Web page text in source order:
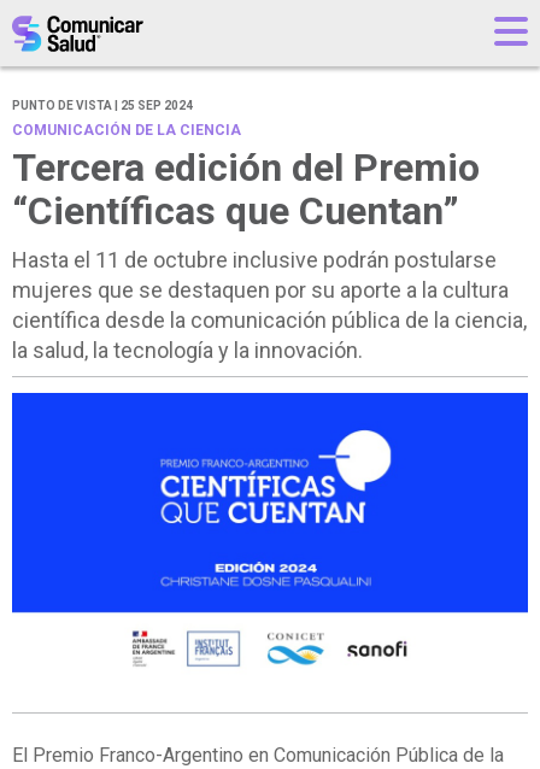
PUNTO DE VISTA | 25 SEP 2024
COMUNICACIÓN DE LA CIENCIA
Tercera edición del Premio
“Científicas que Cuentan”
Hasta el 11 de octubre inclusive podrán postularse
mujeres que se destaquen por su aporte a la cultura
científica desde la comunicación pública de la ciencia,
la salud, la tecnología y la innovación.
El Premio Franco-Argentino en Comunicación Pública de la